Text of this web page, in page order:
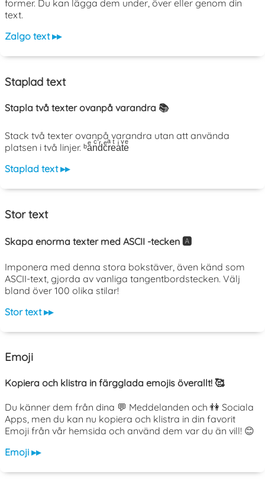
former. Du kan lägga dem under, över eller genom din
text.
Zalgo text ▸▸
Staplad text
Stapla två texter ovanpå varandra 📚
Stack två texter ovanpå varandra utan att använda
platsen i två linjer. ᵇaͤnͨdͬcͤrͣeͭaͥtͮeͤ
Staplad text ▸▸
Stor text
Skapa enorma texter med ASCII -tecken 🅰️
Imponera med denna stora bokstäver, även känd som
ASCII-text, gjorda av vanliga tangentbordstecken. Välj
bland över 100 olika stilar!
Stor text ▸▸
Emoji
Kopiera och klistra in färgglada emojis överallt! 🥰
Du känner dem från dina 💬 Meddelanden och 👫 Sociala
Apps, men du kan nu kopiera och klistra in din favorit
Emoji från vår hemsida och använd dem var du än vill! 😊
Emoji ▸▸